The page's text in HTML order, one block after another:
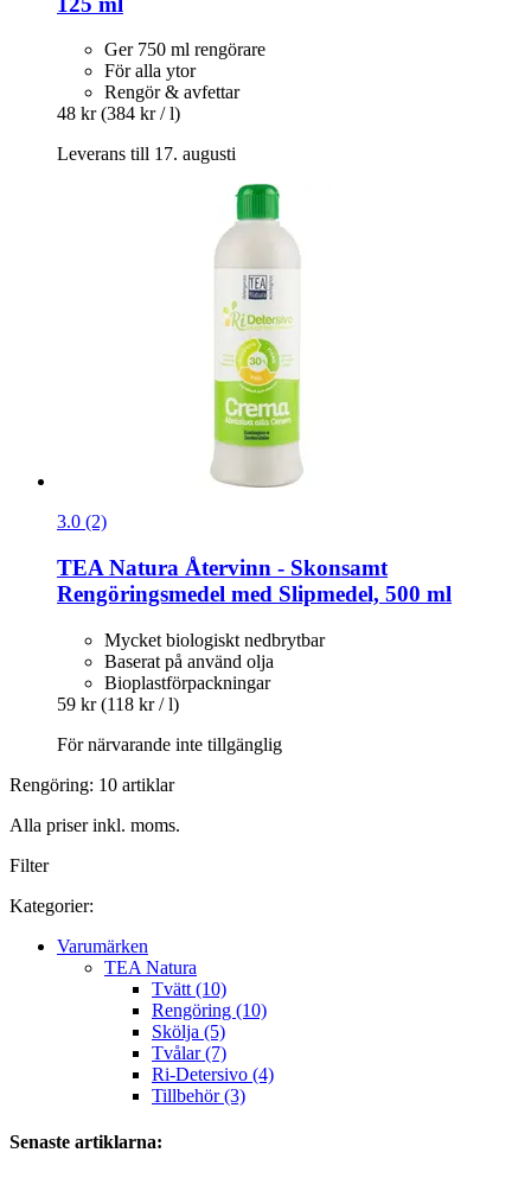
Ger 750 ml rengörare
För alla ytor
Rengör & avfettar
48 kr (384 kr / l)
Leverans till 17. augusti
3.0 (2)
TEA Natura Återvinn -​ Skonsamt
Rengöringsmedel med Slipmedel, 500 ml
Mycket biologiskt nedbrytbar
Baserat på använd olja
Bioplastförpackningar
59 kr (118 kr / l)
För närvarande inte tillgänglig
Rengöring: 10 artiklar
Alla priser inkl. moms.
Filter
Kategorier:
Varumärken
TEA Natura
Tvätt (10)
Rengöring (10)
Skölja (5)
Tvålar (7)
Ri-Detersivo (4)
Tillbehör (3)
Senaste artiklarna: